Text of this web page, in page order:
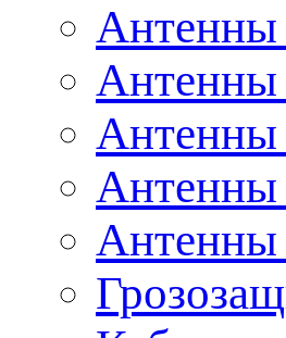
Антенны
Антенны
Антенны